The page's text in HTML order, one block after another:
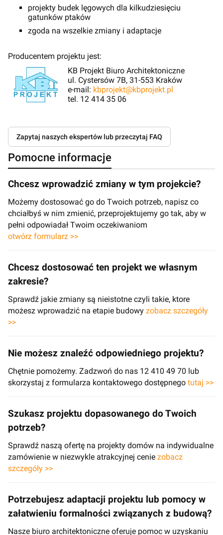
projekty budek lęgowych dla kilkudziesięciu
gatunków ptaków
zgoda na wszelkie zmiany i adaptacje
Producentem projektu jest:
KB Projekt Biuro Architektoniczne
ul. Cystersów 7B, 31-553 Kraków
e-mail: kbprojekt@kbprojekt.pl
tel. 12 414 35 06
Zapytaj naszych ekspertów lub przeczytaj FAQ
Pomocne informacje
Chcesz wprowadzić zmiany w tym projekcie?
Możemy dostosować go do Twoich potrzeb, napisz co
chciałbyś w nim zmienić, przeprojektujemy go tak, aby w
pełni odpowiadał Twoim oczekiwaniom
otwórz formularz >>
Chcesz dostosować ten projekt we własnym
zakresie?
Sprawdź jakie zmiany są nieistotne czyli takie, ktore
możesz wprowadzić na etapie budowy zobacz szczegóły
>>
Nie możesz znaleźć odpowiedniego projektu?
Chętnie pomożemy. Zadzwoń do nas 12 410 49 70 lub
skorzystaj z formularza kontaktowego dostępnego tutaj >>
Szukasz projektu dopasowanego do Twoich
potrzeb?
Sprawdź naszą ofertę na projekty domów na indywidualne
zamówienie w niezwykle atrakcyjnej cenie zobacz
szczegóły >>
Potrzebujesz adaptacji projektu lub pomocy w
załatwieniu formalności związanych z budową?
Nasze biuro architektoniczne oferuje pomoc w uzyskaniu